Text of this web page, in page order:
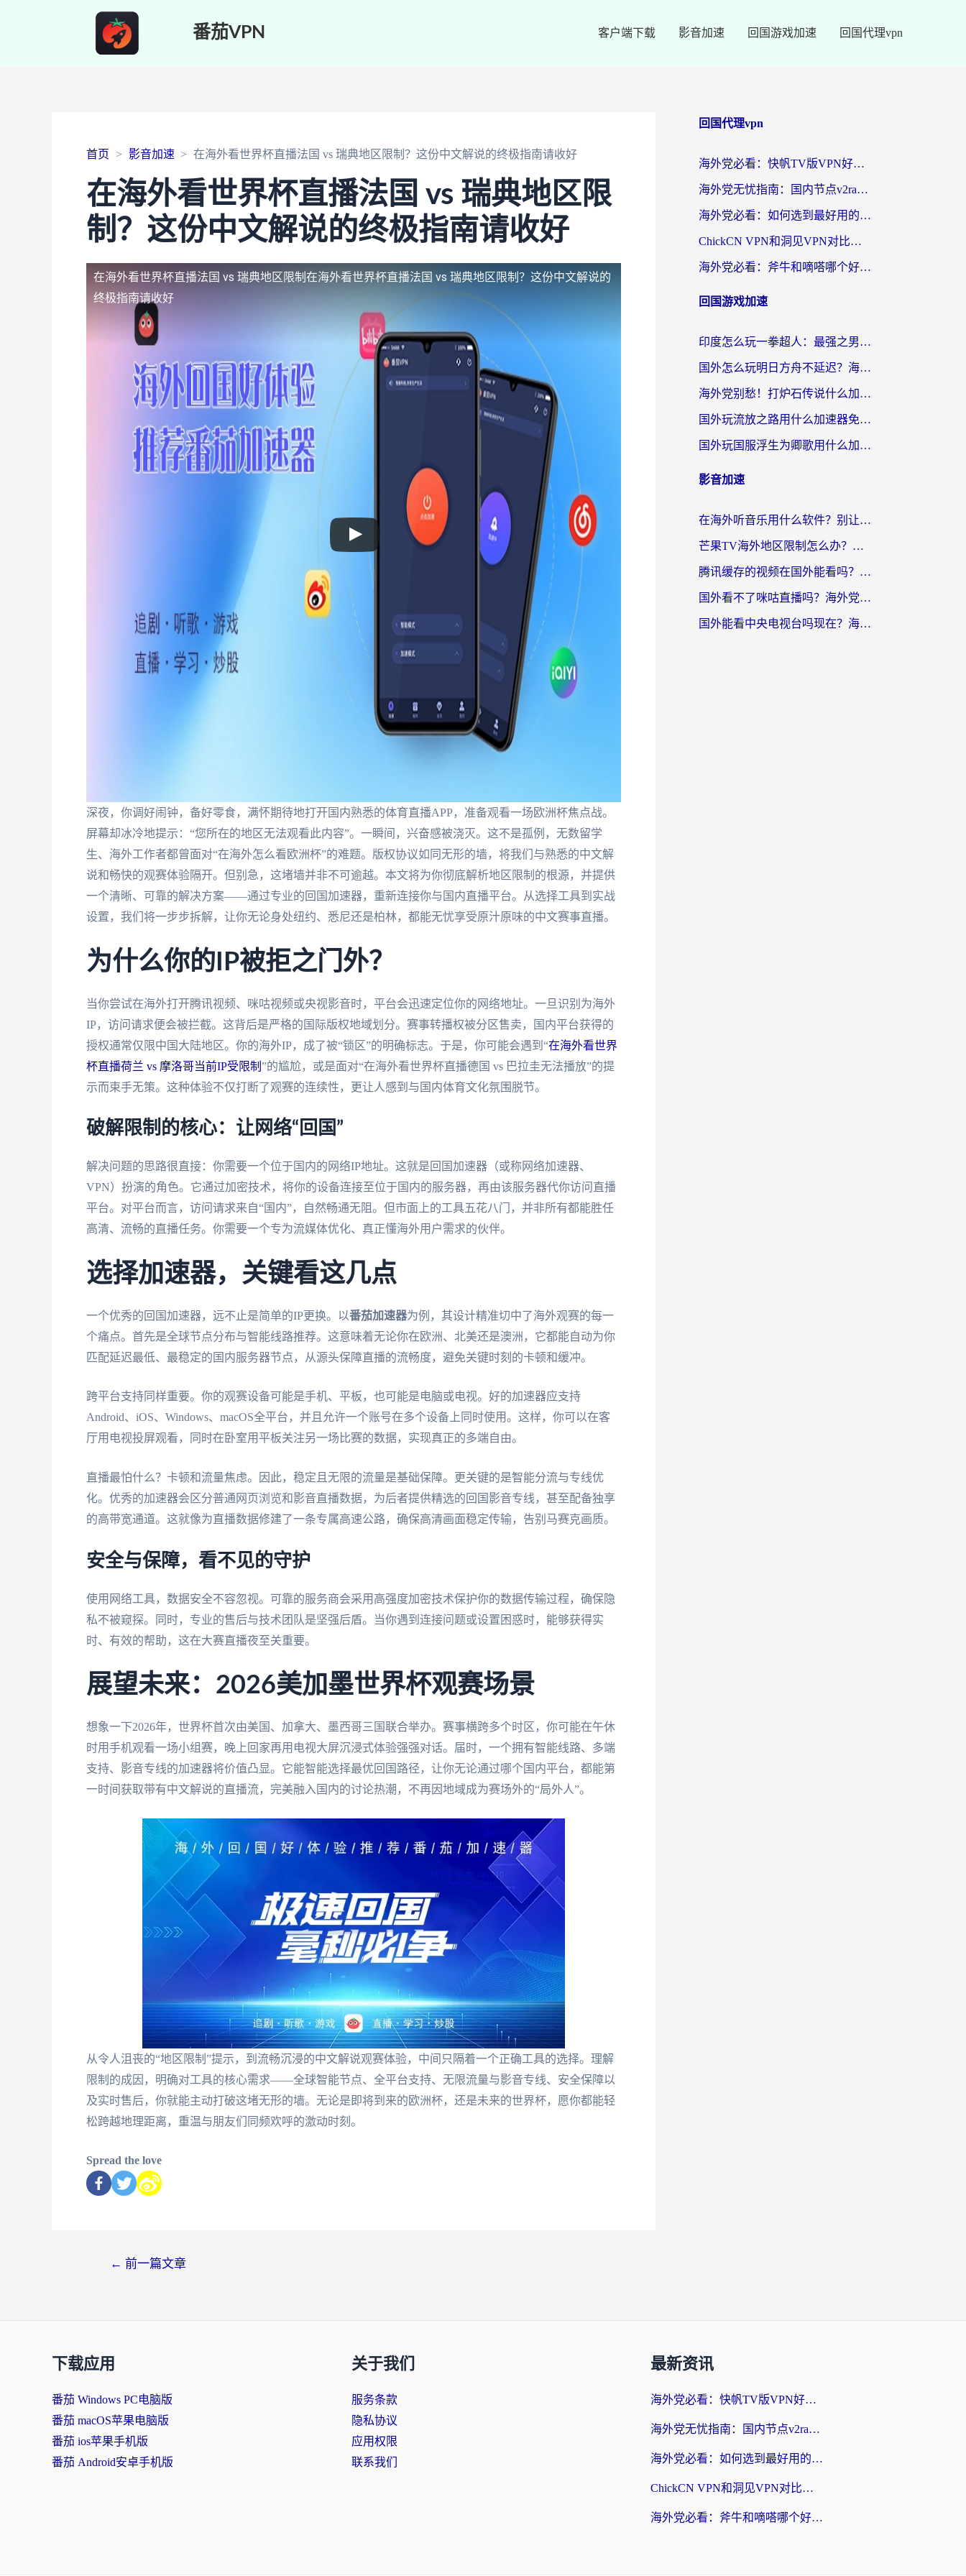
番茄VPN 客户端下载 影音加速 回国游戏加速 回国代理vpn
首页 影音加速 在海外看世界杯直播法国 vs 瑞典地区限制？这份中文解说的终极指南请收好
在海外看世界杯直播法国 vs 瑞典地区限
制？这份中文解说的终极指南请收好
在海外看世界杯直播法国 vs 瑞典地区限制 在海外看世界杯直播法国 vs 瑞典地区限制？这份中文解说的
终极指南请收好
深夜，你调好闹钟，备好零食，满怀期待地打开国内熟悉的体育直播APP，准备观看一场欧洲杯焦点战。
屏幕却冰冷地提示：“您所在的地区无法观看此内容”。一瞬间，兴奋感被浇灭。这不是孤例，无数留学
生、海外工作者都曾面对“在海外怎么看欧洲杯”的难题。版权协议如同无形的墙，将我们与熟悉的中文解
说和畅快的观赛体验隔开。但别急，这堵墙并非不可逾越。本文将为你彻底解析地区限制的根源，并提供
一个清晰、可靠的解决方案——通过专业的回国加速器，重新连接你与国内直播平台。从选择工具到实战
设置，我们将一步步拆解，让你无论身处纽约、悉尼还是柏林，都能无忧享受原汁原味的中文赛事直播。
为什么你的IP被拒之门外？
当你尝试在海外打开腾讯视频、咪咕视频或央视影音时，平台会迅速定位你的网络地址。一旦识别为海外
IP，访问请求便会被拦截。这背后是严格的国际版权地域划分。赛事转播权被分区售卖，国内平台获得的
授权通常仅限中国大陆地区。你的海外IP，成了被“锁区”的明确标志。于是，你可能会遇到“在海外看世界
杯直播荷兰 vs 摩洛哥当前IP受限制 ”的尴尬，或是面对“在海外看世界杯直播德国 vs 巴拉圭无法播放”的提
示而束手无策。这种体验不仅打断了观赛的连续性，更让人感到与国内体育文化氛围脱节。
破解限制的核心：让网络“回国”
解决问题的思路很直接：你需要一个位于国内的网络IP地址。这就是回国加速器（或称网络加速器、
VPN）扮演的角色。它通过加密技术，将你的设备连接至位于国内的服务器，再由该服务器代你访问直播
平台。对平台而言，访问请求来自“国内”，自然畅通无阻。但市面上的工具五花八门，并非所有都能胜任
高清、流畅的直播任务。你需要一个专为流媒体优化、真正懂海外用户需求的伙伴。
选择加速器，关键看这几点
一个优秀的回国加速器，远不止是简单的IP更换。以番茄加速器为例，其设计精准切中了海外观赛的每一
个痛点。首先是全球节点分布与智能线路推荐。这意味着无论你在欧洲、北美还是澳洲，它都能自动为你
匹配延迟最低、最稳定的国内服务器节点，从源头保障直播的流畅度，避免关键时刻的卡顿和缓冲。
跨平台支持同样重要。你的观赛设备可能是手机、平板，也可能是电脑或电视。好的加速器应支持
Android、iOS、Windows、macOS全平台，并且允许一个账号在多个设备上同时使用。这样，你可以在客
厅用电视投屏观看，同时在卧室用平板关注另一场比赛的数据，实现真正的多端自由。
直播最怕什么？卡顿和流量焦虑。因此，稳定且无限的流量是基础保障。更关键的是智能分流与专线优
化。优秀的加速器会区分普通网页浏览和影音直播数据，为后者提供精选的回国影音专线，甚至配备独享
的高带宽通道。这就像为直播数据修建了一条专属高速公路，确保高清画面稳定传输，告别马赛克画质。
安全与保障，看不见的守护
使用网络工具，数据安全不容忽视。可靠的服务商会采用高强度加密技术保护你的数据传输过程，确保隐
私不被窥探。同时，专业的售后与技术团队是坚强后盾。当你遇到连接问题或设置困惑时，能够获得实
时、有效的帮助，这在大赛直播夜至关重要。
展望未来：2026美加墨世界杯观赛场景
想象一下2026年，世界杯首次由美国、加拿大、墨西哥三国联合举办。赛事横跨多个时区，你可能在午休
时用手机观看一场小组赛，晚上回家再用电视大屏沉浸式体验强强对话。届时，一个拥有智能线路、多端
支持、影音专线的加速器将价值凸显。它能智能选择最优回国路径，让你无论通过哪个国内平台，都能第
一时间获取带有中文解说的直播流，完美融入国内的讨论热潮，不再因地域成为赛场外的“局外人”。
从令人沮丧的“地区限制”提示，到流畅沉浸的中文解说观赛体验，中间只隔着一个正确工具的选择。理解
限制的成因，明确对工具的核心需求——全球智能节点、全平台支持、无限流量与影音专线、安全保障以
及实时售后，你就能主动打破这堵无形的墙。无论是即将到来的欧洲杯，还是未来的世界杯，愿你都能轻
松跨越地理距离，重温与朋友们同频欢呼的激动时刻。
Spread the love
← 前一篇文章
回国代理vpn
海外党必看：快帆TV版VPN好用吗？和快游VPN对比哪个回国效果更好？附实用避坑指南
海外党无忧指南：国内节点v2ray怎么选？一键回国VPN+多场景实测帮你避坑
海外党必看：如何选到最好用的回国加速器？从节点到售后的全维度指南
ChickCN VPN和洞见VPN对比哪个回国效果更好？海外党亲测3款加速器+避坑指南
海外党必看：斧牛和嘀嗒哪个好？3个维度教你选对回国加速器
回国游戏加速
印度怎么玩一拳超人：最强之男？海外党国服游戏加速避坑指南
国外怎么玩明日方舟不延迟？海外玩家国服游戏加速终极指南（附DNF梦幻诛仙解决方案）
海外党别愁！打炉石传说什么加速器好用？3个实用技巧解决国服游戏卡顿
国外玩流放之路用什么加速器免费？海外党亲测有效的国服游戏加速指南
国外玩国服浮生为卿歌用什么加速器比较好？海外党亲测不踩坑指南
影音加速
在海外听音乐用什么软件？别让地域限制断了你的华语歌单
芒果TV海外地区限制怎么办？海外党追剧看片的实用加速器选择指南
腾讯缓存的视频在国外能看吗？海外党追剧看片的终极解决方案
国外看不了咪咕直播吗？海外党追剧看片的加速器选择指南
国外能看中央电视台吗现在？海外党追剧看央视的实用指南
下载应用
番茄 Windows PC电脑版
番茄 macOS苹果电脑版
番茄 ios苹果手机版
番茄 Android安卓手机版
关于我们
服务条款
隐私协议
应用权限
联系我们
最新资讯
海外党必看：快帆TV版VPN好用吗？和快游VPN对比哪个回国效果更好？附实用避坑指南
海外党无忧指南：国内节点v2ray怎么选？一键回国VPN+多场景实测帮你避坑
海外党必看：如何选到最好用的回国加速器？从节点到售后的全维度指南
ChickCN VPN和洞见VPN对比哪个回国效果更好？海外党亲测3款加速器+避坑指南
海外党必看：斧牛和嘀嗒哪个好？3个维度教你选对回国加速器